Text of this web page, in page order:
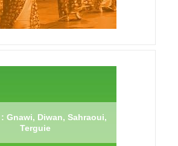
: Gnawi, Diwan, Sahraoui,
Terguie